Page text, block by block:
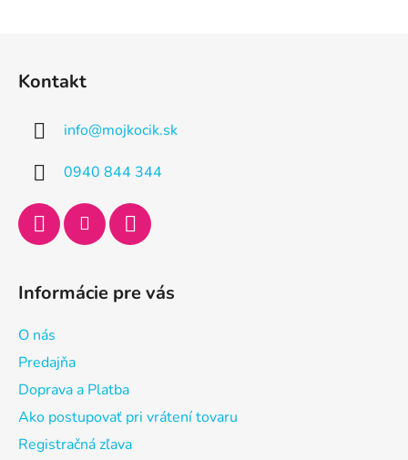
Kontakt
info@mojkocik.sk
0940 844 344
Informácie pre vás
O nás
Predajňa
Doprava a Platba
Ako postupovať pri vrátení tovaru
Registračná zľava